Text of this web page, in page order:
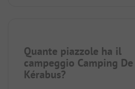
Quante piazzole ha il
campeggio Camping De
Kérabus?